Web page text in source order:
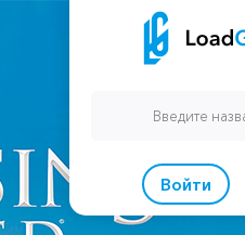
Войти